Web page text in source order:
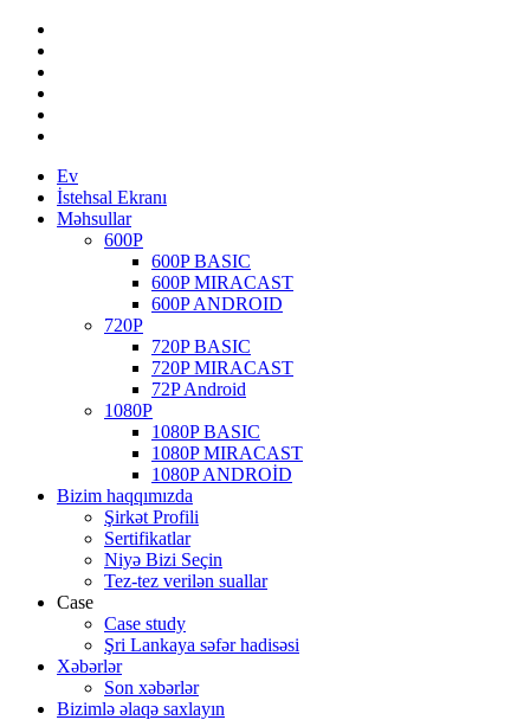
Ev
İstehsal Ekranı
Məhsullar
600P
600P BASIC
600P MIRACAST
600P ANDROID
720P
720P BASIC
720P MIRACAST
72P Android
1080P
1080P BASIC
1080P MIRACAST
1080P ANDROİD
Bizim haqqımızda
Şirkət Profili
Sertifikatlar
Niyə Bizi Seçin
Tez-tez verilən suallar
Case
Case study
Şri Lankaya səfər hadisəsi
Xəbərlər
Son xəbərlər
Bizimlə əlaqə saxlayın